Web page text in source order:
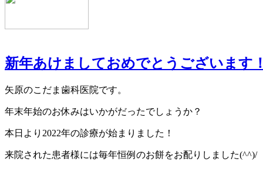
新年あけましておめでとうございます
矢原のこだま歯科医院です。
年末年始のお休みはいかがだったでしょうか？
本日より2022年の診療が始まりました！
来院された患者様には毎年恒例のお餅をお配りしました(^^)/